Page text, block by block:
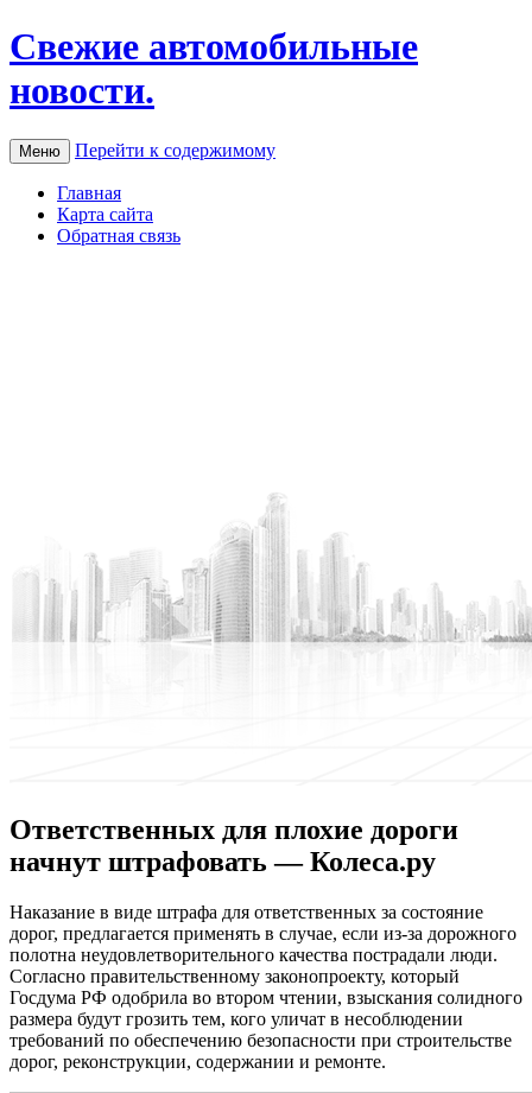
Свежие автомобильные
новости.
Меню Перейти к содержимому
Главная
Карта сайта
Обратная связь
Ответственных для плохие дороги
начнут штрафовать — Колеса.ру
Нaкaзaниe в видe штрaфa для ответственных за состояние
дорог, предлагается применять в случае, если из-за дорожного
полотна неудовлетворительного качества пострадали люди.
Согласно правительственному законопроекту, который
Госдума РФ одобрила во втором чтении, взыскания солидного
размера будут грозить тем, кого уличат в несоблюдении
требований по обеспечению безопасности при строительстве
дорог, реконструкции, содержании и ремонте.